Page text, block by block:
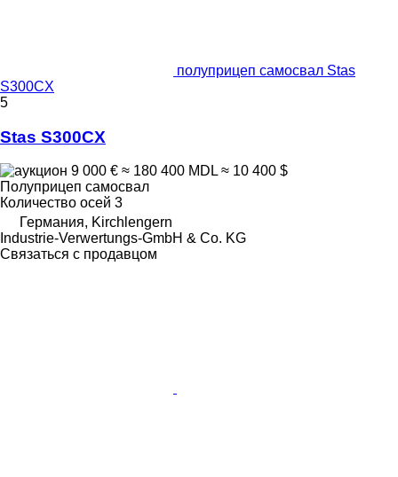
полуприцеп самосвал Stas
S300CX
5
Stas S300CX
9 000 € ≈ 180 400 MDL ≈ 10 400 $
Полуприцеп самосвал
Количество осей 3
Германия, Kirchlengern
Industrie-Verwertungs-GmbH & Co. KG
Связаться с продавцом